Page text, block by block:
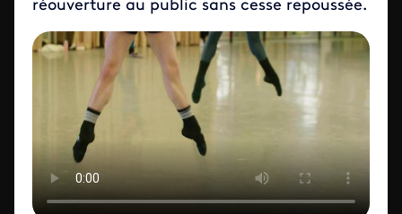
réouverture au public sans cesse repoussée.
ID de la video FTV Preview